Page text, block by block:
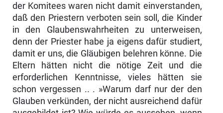
der Komitees waren nicht damit einverstanden,
daß den Priestern verboten sein soll, die Kinder
in den Glaubenswahrheiten zu unterweisen,
denn der Priester habe ja eigens dafür studiert,
damit er uns, die Gläubigen belehren könne. Die
Eltern hätten nicht die nötige Zeit und die
erforderlichen Kenntnisse, vieles hätten sie
schon vergessen .. . »Warum darf nur der den
Glauben verkünden, der nicht ausreichend dafür